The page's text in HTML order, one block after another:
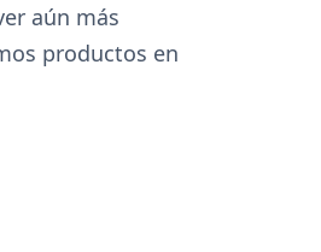
aún más
productos en